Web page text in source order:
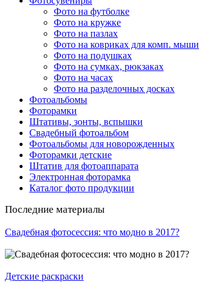
Фото на футболке
Фото на кружке
Фото на пазлах
Фото на ковриках для комп. мыши
Фото на подушках
Фото на сумках, рюкзаках
Фото на часах
Фото на разделочных досках
Фотоальбомы
Фоторамки
Штативы, зонты, вспышки
Свадебный фотоальбом
Фотоальбомы для новорожденных
Фоторамки детские
Штатив для фотоаппарата
Электронная фоторамка
Каталог фото продукции
Последние материалы
Свадебная фотосессия: что модно в 2017?
Детские раскраски